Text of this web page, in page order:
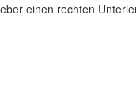
einen rechten